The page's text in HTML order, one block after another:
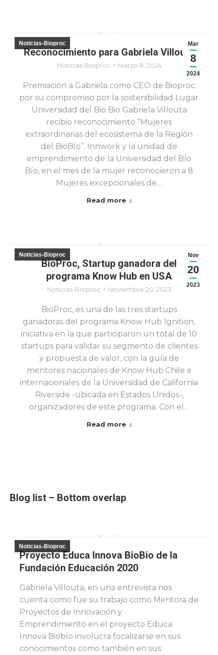
Reconocimiento para Gabriela Villouta
Noticias-Bioproc Marzo 8, 2024
Mar
8
2024
Noticias-Bioproc
Premiación a Gabriela como CEO de Bioproc
por su compromiso por la sostenibilidad Lugar
Universidad del Bio Bio Gabriela Villouta
recibio reconocimiento “Mujeres
extraordinarias del ecosistema de la Región
del BioBío”. Innwork y la unidad de
emprendimiento de la Universidad del Bío
Bío, en el mes de la mujer reconocieron a 8
Mujeres excepcionales de…
Read more
BioProc, Startup ganadora del
programa Know Hub en USA
Noticias-Bioproc Noviembre 20, 2023
Nov
20
2023
Noticias-Bioproc
BioProc, es una de las tres startups
ganadoras del programa Know Hub Ignition,
iniciativa en la que participaron un total de 10
startups para validar su segmento de clientes
y propuesta de valor, con la guía de
mentores nacionales de Know Hub Chile e
internacionales de la Universidad de California
Riverside -ubicada en Estados Unidos-,
organizadores de este programa. Con el…
Read more
Blog list – Bottom overlap
Noticias-Bioproc
Proyecto Educa Innova BioBio de la
Fundación Educación 2020
Gabriela Villouta, en una entrevista nos
cuenta como fue su trabajo como Mentora de
Proyectos de Innovación y
Emprendimiento en el proyecto Educa
Innova Biobío involucra focalizarse en sus
conocimientos como también en sus